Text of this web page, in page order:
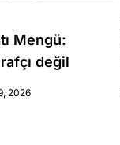
Mengü:
değil
2026